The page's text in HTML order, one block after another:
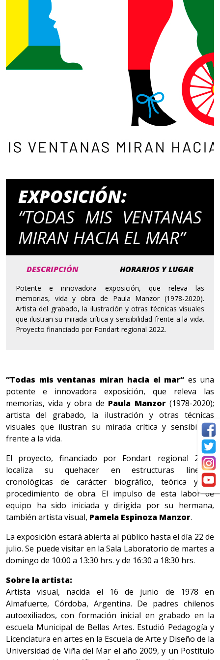
EXPOSICIÓN:
“TODAS MIS VENTANAS
MIRAN HACIA EL MAR”
DESCRIPCIÓN HORARIOS Y LUGAR
Potente e innovadora exposición, que releva las
memorias, vida y obra de Paula Manzor (1978-2020).
Artista del grabado, la ilustración y otras técnicas visuales
que ilustran su mirada crítica y sensibilidad frente a la vida.
Proyecto financiado por Fondart regional 2022.
“Todas mis ventanas miran hacia el mar” es una
potente e innovadora exposición, que releva las
memorias, vida y obra de Paula Manzor(1978-2020);
artista del grabado, la ilustración y otras técnicas
visuales que ilustran su mirada crítica y sensibilidad
frente a la vida.
El proyecto, financiado por Fondart regional 2022,
localiza su quehacer en estructuras lineales
cronológicas de carácter biográfico, teórica y de
procedimiento de obra. El impulso de esta labor de
equipo ha sido iniciada y dirigida por su hermana,
también artista visual, Pamela Espinoza Manzor.
La exposición estará abierta al público hasta el día 22 de
julio. Se puede visitar en la Sala Laboratorio de martes a
domingo de 10:00 a 13:30 hrs. y de 16:30 a 18:30 hrs.
Sobre la artista:
Artista visual, nacida el 16 de junio de 1978 en
Almafuerte, Córdoba, Argentina. De padres chilenos
autoexiliados, con formación inicial en grabado en la
escuela Municipal de Bellas Artes. Estudió Pedagogía y
Licenciatura en artes en la Escuela de Arte y Diseño de la
Universidad de Viña del Mar el año 2009, y un Postítulo